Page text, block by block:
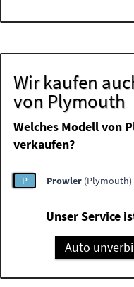
Wir kaufen
von Plymouth
Welches Modell von
verkaufen?
P Prowler (Plymouth)
Unser Service
Auto